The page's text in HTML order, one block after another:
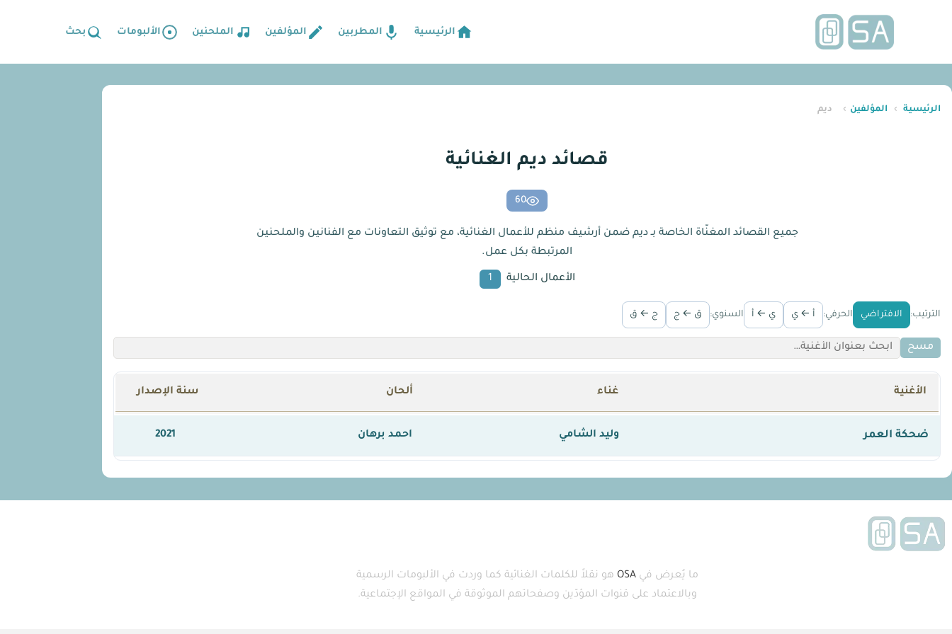
الرئيسية المطربين المؤلفين الملحنين الألبومات بحث
الرئيسية › المؤلفين › ديم
قصائد ديم الغنائية
60
جميع القصائد المغنّاة الخاصة بـ ديم ضمن أرشيف منظم للأعمال الغنائية، مع توثيق التعاونات مع الفنانين والملحنين
المرتبطة بكل عمل.
الأعمال الحالية 1
الترتيب: الافتراضي الحرفي: أ ← ي ي ← أ السنوي: ق ← ج ج ← ق
مسح
الأغنية غناء ألحان سنة الإصدار
ضحكة العمر وليد الشامي احمد برهان 2021
ما يُعرض فيOSA هو نقلاً للكلمات الغنائية كما وردت في الألبومات الرسمية
وبالاعتماد على قنوات المؤدّين وصفحاتهم الموثوقة في المواقع الإجتماعية.